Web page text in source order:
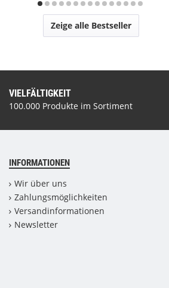
Zeige alle Bestseller
VIELFÄLTIGKEIT
100.000 Produkte im Sortiment
INFORMATIONEN
Wir über uns
Zahlungsmöglichkeiten
Versandinformationen
Newsletter